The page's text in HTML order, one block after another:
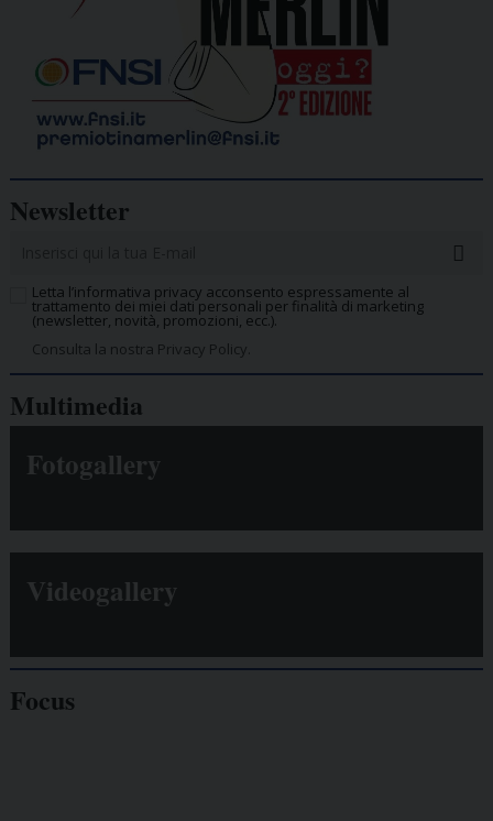
Newsletter
Letta l’informativa privacy acconsento espressamente al
trattamento dei miei dati personali per finalità di marketing
(newsletter, novità, promozioni, ecc.).
Consulta la nostra Privacy Policy.
Multimedia
Fotogallery
Videogallery
Focus